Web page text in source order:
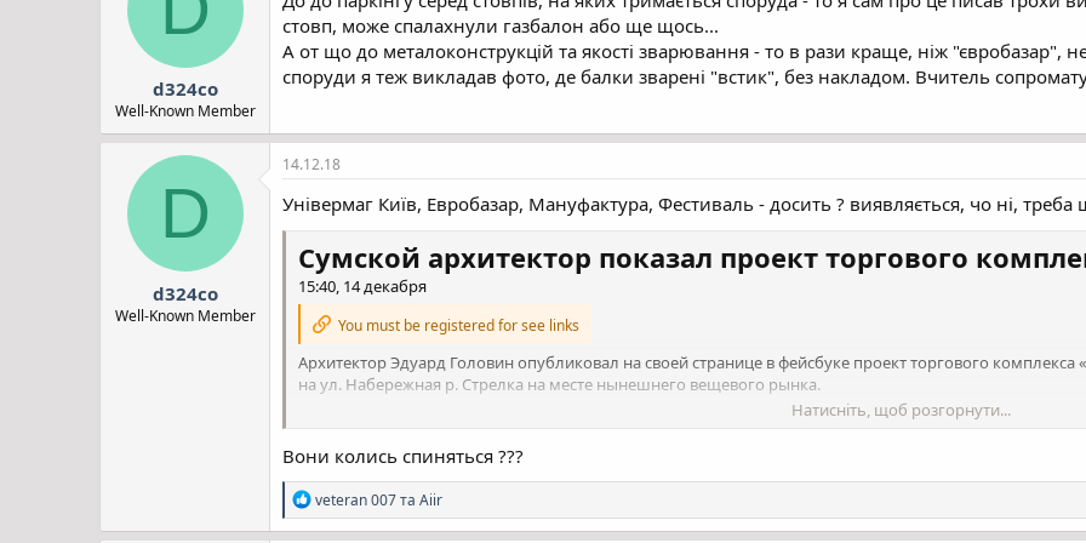
ї
:
d324co
Well-Known Member
стовп, може спалахнули газбалон або ще щось...
А от що до металоконструкцій та якості зварювання - то в рази краще, ніж "євробазар",
споруди я теж викладав фото, де балки зварені "встик", без накладом. Вчитель
D
d324co
Well-Known Member
14.12.18
Універмаг Київ, Евробазар, Мануфактура, Фестиваль - досить ? виявляється, чо ні, треба
Сумской архитектор показал проект торгового
15:40, 14 декабря
You must be registered for see links
Архитектор Эдуард Головин опубликовал на своей странице в фейсбуке проект торгового
на ул. Набережная р. Стрелка на месте нынешнего вещевого рынка.
века протекала открыто. Сейчас река течет в коллекторе, о ее существовании напоминает лишь
Предпроектное предложение формирования квартала от универмага «Киев» до переулка Терезова
волнами и водоворотом отражено в архитектурных формах. Идея присутствия реки подчеркнута
квартала.
Натисніть, щоб розгорнути...
Вони колись спиняться ???
Р
е
а
veteran 007та Aiir